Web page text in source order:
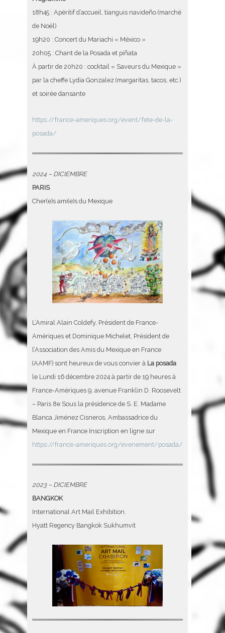
18h45 : Apéritif d’accueil, tianguis navideño (marché
de Noël)
19h20 : Concert du Mariachi « México »
20h05 : Chant de la Posada et piñata
À partir de 20h20 : cocktail « Saveurs du Mexique »
par la cheffe Lydia Gonzalez (margaritas, tacos, etc.)
et soirée dansante
https://france-ameriques.org/event/fete-de-la-
posada/
2024 – DICIEMBRE
PARIS
Cher(e)s ami(e)s du Mexique
L’Amiral Alain Coldefy, Président de France-
Amériques et Dominique Michelet, Président de
l’Association des Amis du Mexique en France
(AAMF) sont heureux de vous convier à La posada
le Lundi 16 décembre 2024 à partir de 19 heures à
France-Amériques 9, avenue Franklin D. Roosevelt
– Paris 8e Sous la présidence de S. E. Madame
Blanca Jiménez Cisneros, Ambassadrice du
Mexique en France Inscription en ligne sur
https://france-ameriques.org/evenement/posada/
2023 – DICIEMBRE
BANGKOK
International Art Mail Exhibition.
Hyatt Regency Bangkok Sukhumvit